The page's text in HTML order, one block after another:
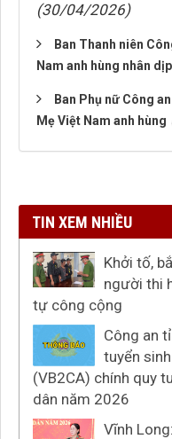
(30/04/2026)
Ban Thanh niên
Nam anh hùng nhân
Ban Phụ nữ Công
Mẹ Việt Nam anh hùng
TIN XEM NHIỀU
Khởi tố,
người thi
tự công cộng
Công an
tuyển
(VB2CA) chính quy
dân năm 2026
Vĩnh